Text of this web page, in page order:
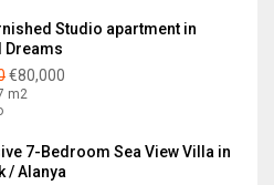
Studio apartment in
Dreams
€80,000
m2
7-Bedroom Sea View Villa in
/ Alanya